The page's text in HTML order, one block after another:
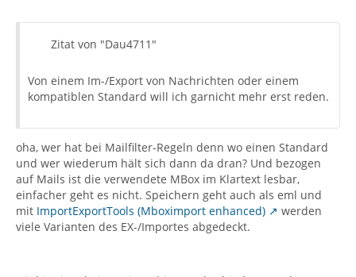
Zitat von "Dau4711"
Von einem Im-/Export von Nachrichten oder einem
kompatiblen Standard will ich garnicht mehr erst reden.
oha, wer hat bei Mailfilter-Regeln denn wo einen Standard
und wer wiederum hält sich dann da dran? Und bezogen
auf Mails ist die verwendete MBox im Klartext lesbar,
einfacher geht es nicht. Speichern geht auch als eml und
mit ImportExportTools (Mboximport enhanced)
werden
viele Varianten des EX-/Importes abgedeckt.